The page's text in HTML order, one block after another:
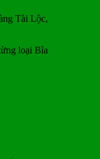
Tài Lộc,
loại Bìa